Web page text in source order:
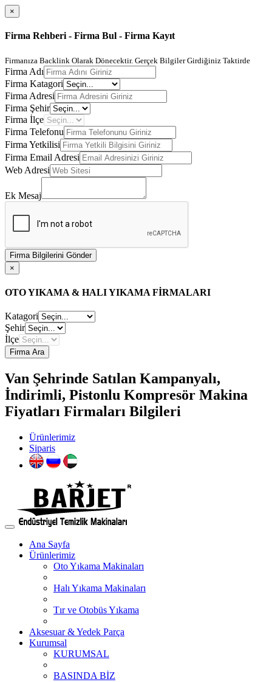
×
Firma Rehberi - Firma Bul - Firma Kayıt
Firmanıza Backlink Olarak Dönecektir. Gerçek Bilgiler Girdiğiniz Taktirde
Firma Adı
Firma Katagori
Firma Adresi
Firma Şehir
Firma İlçe
Firma Telefonu
Firma Yetkilisi
Firma Email Adresi
Web Adresi
Ek Mesaj
Firma Bilgilerini Gönder
×
OTO YIKAMA & HALI YIKAMA FİRMALARI
Katagori
Şehir
İlçe
Firma Ara
Van Şehrinde Satılan Kampanyalı,
İndirimli, Pistonlu Kompresör Makina
Fiyatları Firmaları Bilgileri
Ürünlerimiz
Siparis
Ana Sayfa
Ürünlerimiz
Oto Yıkama Makinaları
Halı Yıkama Makinaları
Tır ve Otobüs Yıkama
Aksesuar & Yedek Parça
Kurumsal
KURUMSAL
BASINDA BİZ